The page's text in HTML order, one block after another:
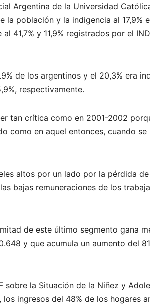
Argentina de la Universidad
población y la indigencia al 17,9%
41,7% y 11,9% registrados por el
de los argentinos y el 20,3% era
respectivamente.
tan crítica como en 2001-2002
como en aquel entonces, cuando
altos por un lado por la pérdida
bajas remuneraciones de los
de este último segmento gana
y que acumula un aumento del
sobre la Situación de la Niñez y
ingresos del 48% de los hogares